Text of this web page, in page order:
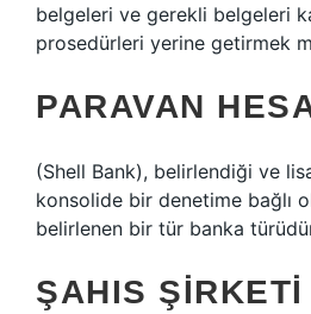
belgeleri ve gerekli belgeleri
prosedürleri yerine getirmek
PARAVAN
(Shell Bank), belirlendiği ve
konsolide bir denetime bağlı
belirlenen bir tür banka
ŞAHIS